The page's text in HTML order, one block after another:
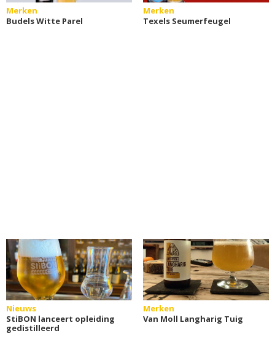
Merken
Budels Witte Parel
Merken
Texels Seumerfeugel
Nieuws
StiBON lanceert opleiding
gedistilleerd
Merken
Van Moll Langharig Tuig